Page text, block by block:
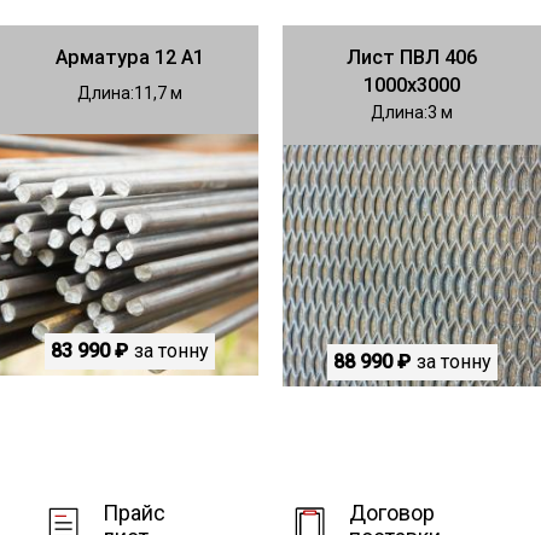
Арматура 12 А1
Длина 11,7
83 990 ₽ за тонну
Лист ПВЛ 406
1000х3000
Длина 3
88 990 ₽ за тонну
Прайс
Договор